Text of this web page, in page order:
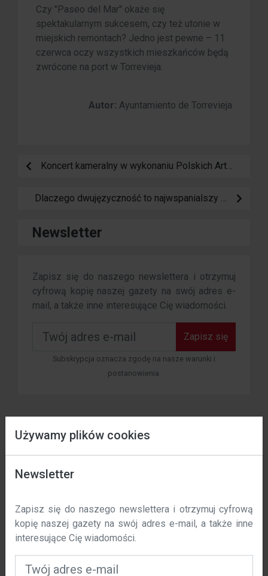
Czy "Paseo del Mar" okaże się
spektakularnym sukcesem, czy też utonie w
miejskich remontach? Jedno jest pewne – 11
czerwca oczy wszystkich mieszkańców będą
zwrócone na port w Torrevieja.
Autor: Ayuntamiento de Torrevieja
Koncert kameralny w wykonaniu Polskich Artystek w Kościele Inmaculada Concepción
Dlaczego dwujęzyczność to najwspanialszy prezent, jaki możesz dać swojemu dziecku w Hiszpanii?
Newsletter
Zapisz się do naszego newslettera i otrzymuj
cyfrową kopię naszej gazety na swój adres e-
mail, a także inne interesujące Cię wiadomości.
Zapisz się
Subskrypcja oznacza zgodę na nasze warunki i
postanowienia.
Zapisz się do kalendarza
Co sie dzieje?
Używamy plików cookies
Data wejścia w życie: 01 / 11 / 2023 r.
poprawić komfort korzystania z naszej witryny. Niniejsza
polityka określa, w jaki sposób i dlaczego używamy
plików cookie na polska-costa.com.
Czym są pliki cookie?
Newsletter
Zapisz się do naszego newslettera i otrzymuj cyfrową
kopię naszej gazety na swój adres e-mail, a także inne
interesujące Cię wiadomości.